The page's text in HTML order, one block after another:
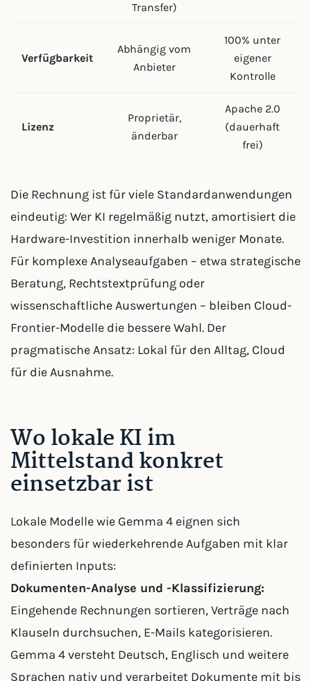
Transfer)
Verfügbarkeit
Abhängig vom
Anbieter
100% unter
eigener
Kontrolle
Lizenz
Proprietär,
änderbar
Apache 2.0
(dauerhaft
frei)
Die Rechnung ist für viele Standardanwendungen
eindeutig: Wer KI regelmäßig nutzt, amortisiert die
Hardware-Investition innerhalb weniger Monate.
Für komplexe Analyseaufgaben – etwa strategische
Beratung, Rechtstextprüfung oder
wissenschaftliche Auswertungen – bleiben Cloud-
Frontier-Modelle die bessere Wahl. Der
pragmatische Ansatz: Lokal für den Alltag, Cloud
für die Ausnahme.
Wo lokale KI im
Mittelstand konkret
einsetzbar ist
Lokale Modelle wie Gemma 4 eignen sich
besonders für wiederkehrende Aufgaben mit klar
definierten Inputs:
Dokumenten-Analyse und -Klassifizierung:
Eingehende Rechnungen sortieren, Verträge nach
Klauseln durchsuchen, E-Mails kategorisieren.
Gemma 4 versteht Deutsch, Englisch und weitere
Sprachen nativ und verarbeitet Dokumente mit bis